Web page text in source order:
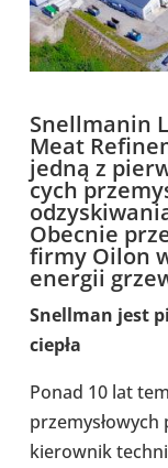
Snel­l­ma­nin
Meat
jedną z
cych
Obecnie
firmy Oilon
energii
Snel­l­man jest
ciepła
Ponad 10 lat
prze­my­sło­wych
kie­row­nik